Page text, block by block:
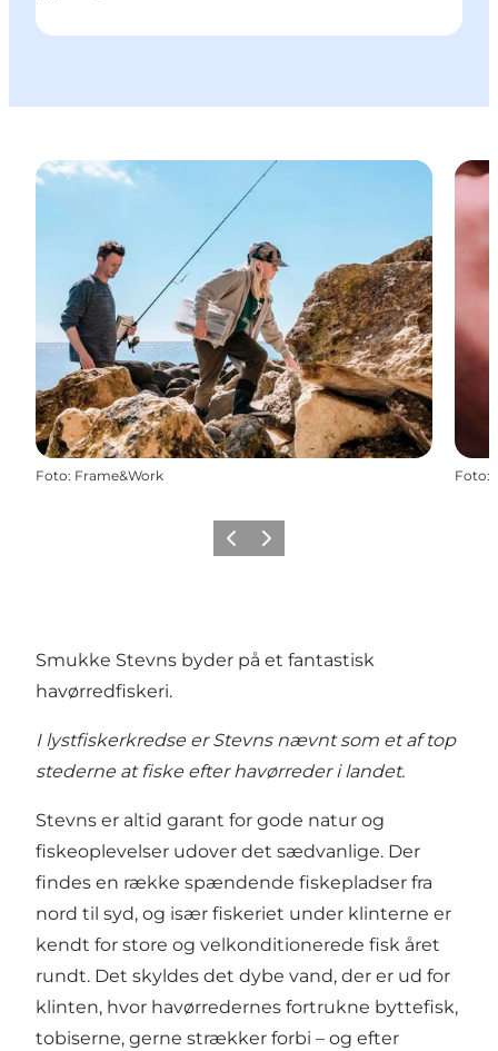
Foto: Frame&Work Foto:
ForrigeNæste
Smukke Stevns byder på et fantastisk
havørredfiskeri.
I lystfiskerkredse er Stevns nævnt som et af top
stederne at fiske efter havørreder i landet.
Stevns er altid garant for gode natur og
fiskeoplevelser udover det sædvanlige. Der
findes en række spændende fiskepladser fra
nord til syd, og især fiskeriet under klinterne er
kendt for store og velkonditionerede fisk året
rundt. Det skyldes det dybe vand, der er ud for
klinten, hvor havørredernes fortrukne byttefisk,
tobiserne, gerne strækker forbi – og efter